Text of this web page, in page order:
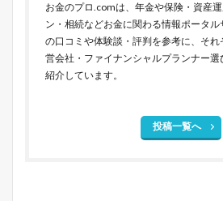
お金のプロ.comは、年金や保険・資産
ン・相続などお金に関わる情報ポータ
の口コミや体験談・評判を参考に、そ
営会社・ファイナンシャルプランナー
紹介しています。
投稿一覧へ